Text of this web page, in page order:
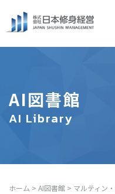
AI図書館
AI Library
ホーム > AI図書館 > マルティン